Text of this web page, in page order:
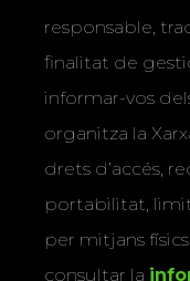
responsable,
finalitat de
informar-vos
organitza la
drets d’accés,
portabilitat,
per mitjans
consultar la